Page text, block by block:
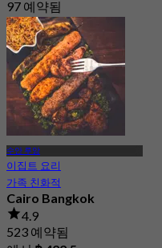
97 예약됨
에서฿ 230
수안 루앙
이집트 요리
가족 친화적
Cairo Bangkok
4.9
523 예약됨